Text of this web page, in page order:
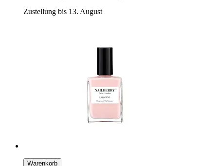
Zustellung bis 13. August
Warenkorb